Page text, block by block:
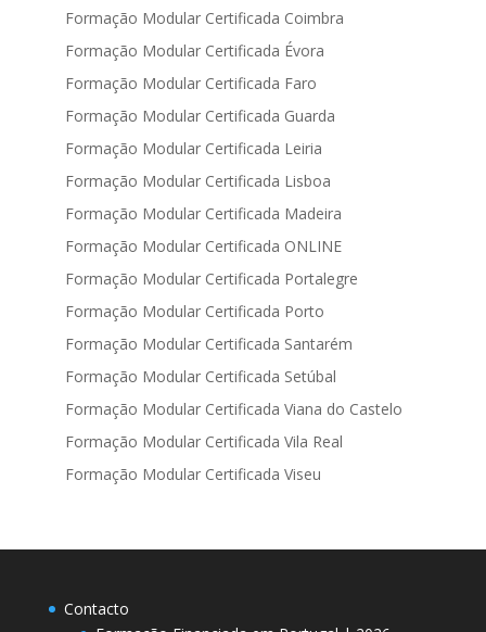
Formação Modular Certificada Coimbra
Formação Modular Certificada Évora
Formação Modular Certificada Faro
Formação Modular Certificada Guarda
Formação Modular Certificada Leiria
Formação Modular Certificada Lisboa
Formação Modular Certificada Madeira
Formação Modular Certificada ONLINE
Formação Modular Certificada Portalegre
Formação Modular Certificada Porto
Formação Modular Certificada Santarém
Formação Modular Certificada Setúbal
Formação Modular Certificada Viana do Castelo
Formação Modular Certificada Vila Real
Formação Modular Certificada Viseu
Contacto